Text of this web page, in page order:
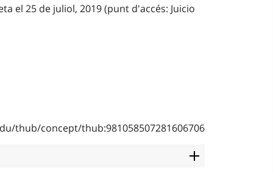
el 25 de juliol, 2019 (punt d'accés: Juicio
thub/concept/thub:981058507281606706